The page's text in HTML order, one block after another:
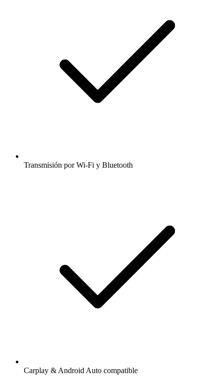
Transmisión por Wi-Fi y Bluetooth
Carplay & Android Auto compatible